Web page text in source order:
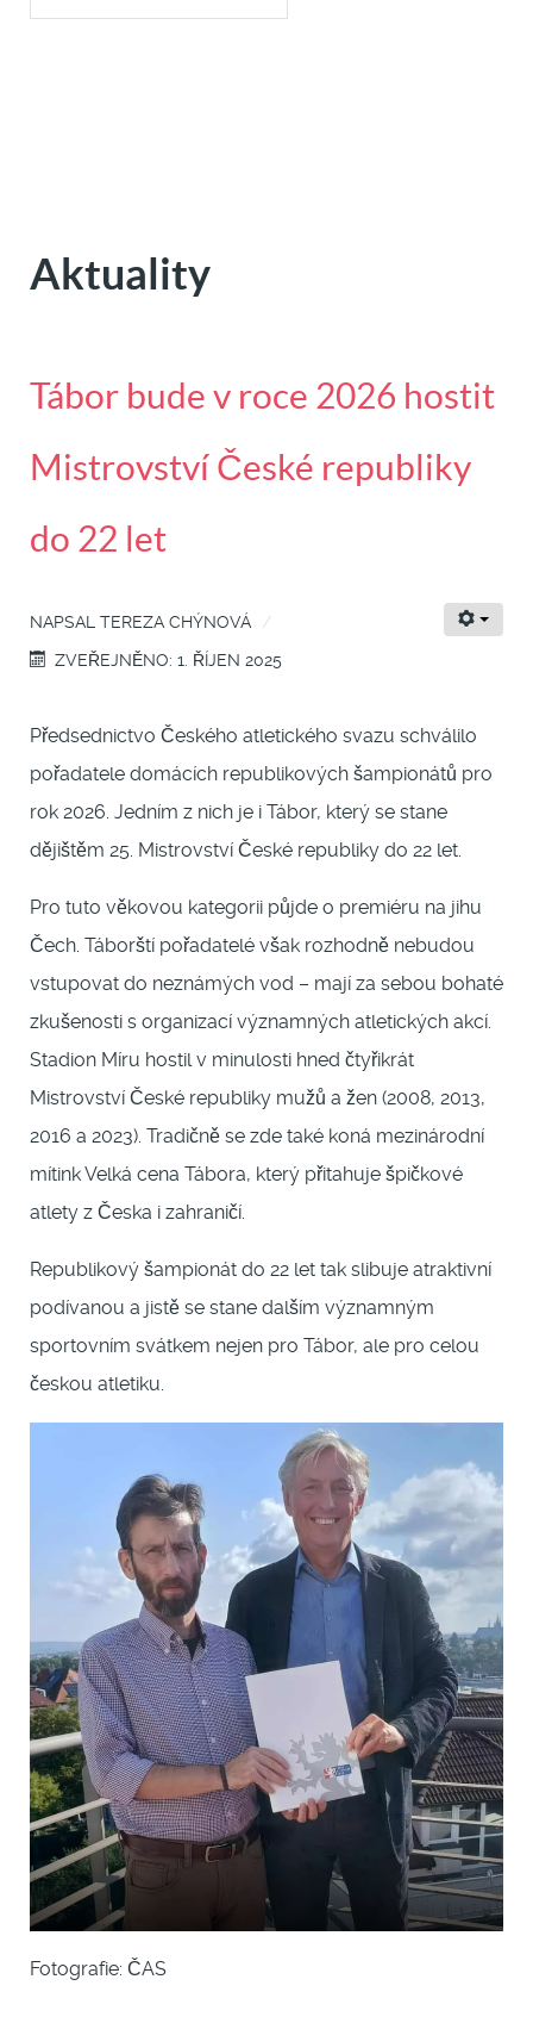
Aktuality
Tábor bude v roce 2026 hostit
Mistrovství České republiky
do 22 let
NAPSAL TEREZA CHÝNOVÁ
ZVEŘEJNĚNO: 1. ŘÍJEN 2025
Předsednictvo Českého atletického svazu schválilo
pořadatele domácích republikových šampionátů pro
rok 2026. Jedním z nich je i Tábor, který se stane
dějištěm 25. Mistrovství České republiky do 22 let.
Pro tuto věkovou kategorii půjde o premiéru na jihu
Čech. Táborští pořadatelé však rozhodně nebudou
vstupovat do neznámých vod – mají za sebou bohaté
zkušenosti s organizací významných atletických akcí.
Stadion Míru hostil v minulosti hned čtyřikrát
Mistrovství České republiky mužů a žen (2008, 2013,
2016 a 2023). Tradičně se zde také koná mezinárodní
mítink Velká cena Tábora, který přitahuje špičkové
atlety z Česka i zahraničí.
Republikový šampionát do 22 let tak slibuje atraktivní
podívanou a jistě se stane dalším významným
sportovním svátkem nejen pro Tábor, ale pro celou
českou atletiku.
Fotografie: ČAS